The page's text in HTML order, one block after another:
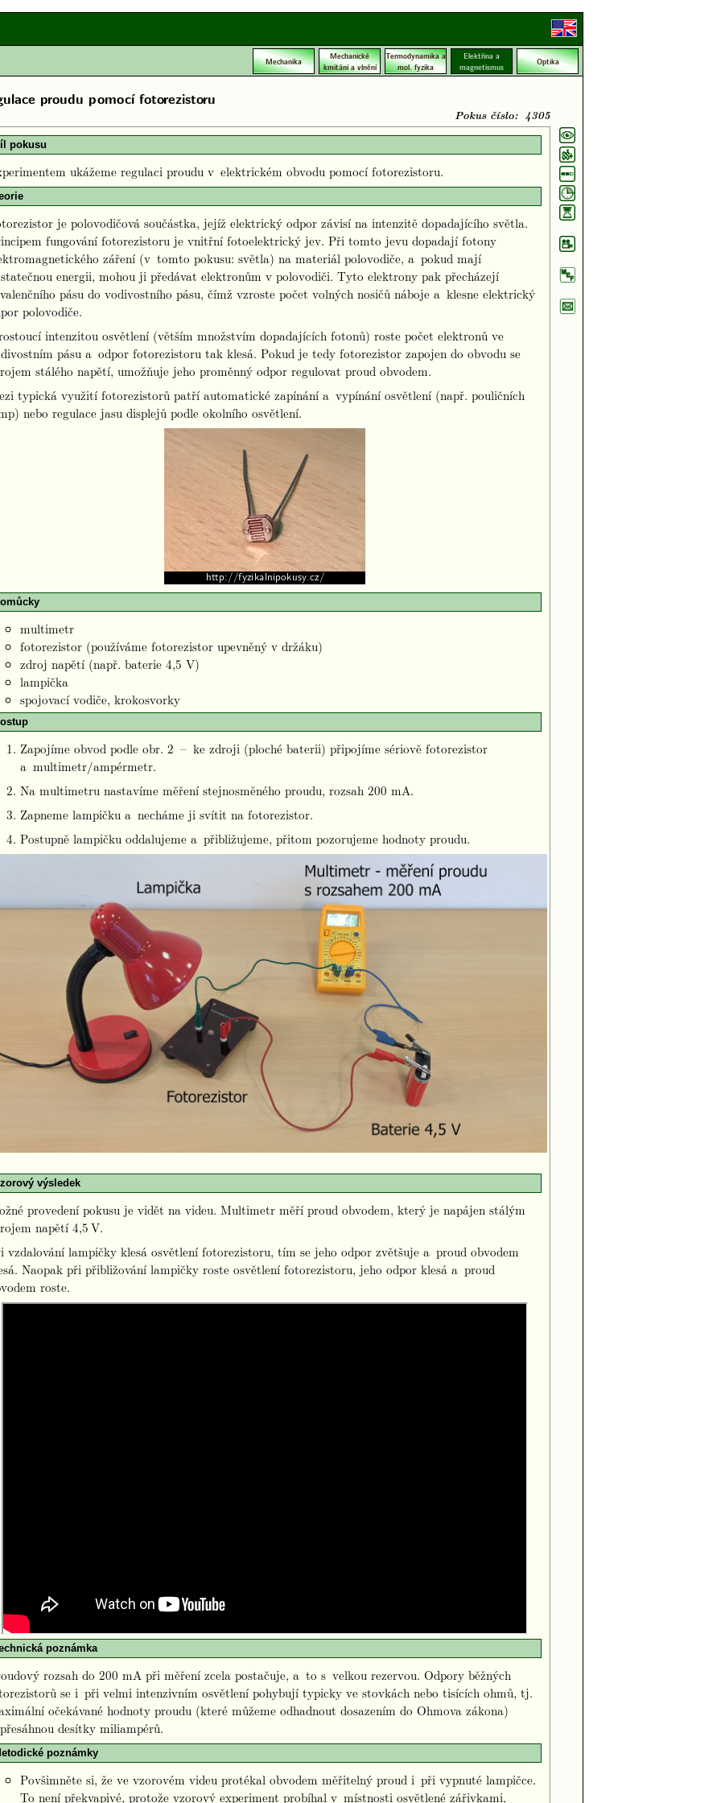
Mechanika
Mechanické
kmitání a vlnění
Termodynamika a
mol. fyzika
Elektřina a
magnetismus
Optika
proudu pomocí fotorezistoru
Pokus číslo: 4305
pokusu
ukážeme regulaci proudu v elektrickém obvodu pomocí fotorezistoru.
je polovodičová součástka, jejíž elektrický odpor závisí na intenzitě dopadajícího světla.
fungování fotorezistoru je vnitřní fotoelektrický jev. Při tomto jevu dopadají fotony
záření (v tomto pokusu: světla) na materiál polovodiče, a pokud mají
energii, mohou ji předávat elektronům v polovodiči. Tyto elektrony pak přecházejí
pásu do vodivostního pásu, čímž vzroste počet volných nosičů náboje a klesne elektrický
polovodiče.
intenzitou osvětlení (větším množstvím dopadajících fotonů) roste počet elektronů ve
pásu a odpor fotorezistoru tak klesá. Pokud je tedy fotorezistor zapojen do obvodu se
stálého napětí, umožňuje jeho proměnný odpor regulovat proud obvodem.
typická využití fotorezistorů patří automatické zapínání a vypínání osvětlení (např. pouličních
nebo regulace jasu displejů podle okolního osvětlení.
multimetr
fotorezistor (používáme fotorezistor upevněný v držáku)
zdroj napětí (např. baterie 4,5 V)
lampička
spojovací vodiče, krokosvorky
Zapojíme obvod podle obr. 2 – ke zdroji (ploché baterii) připojíme sériově fotorezistor
a multimetr/ampérmetr.
Na multimetru nastavíme měření stejnosměného proudu, rozsah 200 mA.
Zapneme lampičku a necháme ji svítit na fotorezistor.
Postupně lampičku oddalujeme a přibližujeme, přitom pozorujeme hodnoty proudu.
výsledek
provedení pokusu je vidět na videu. Multimetr měří proud obvodem, který je napájen stálým
napětí 4,5 V.
vzdalování lampičky klesá osvětlení fotorezistoru, tím se jeho odpor zvětšuje a proud obvodem
Naopak při přibližování lampičky roste osvětlení fotorezistoru, jeho odpor klesá a proud
roste.
poznámka
rozsah do 200 mA při měření zcela postačuje, a to s velkou rezervou. Odpory běžných
se i při velmi intenzivním osvětlení pohybují typicky ve stovkách nebo tisících ohmů, tj.
očekávané hodnoty proudu (které můžeme odhadnout dosazením do Ohmova zákona)
desítky miliampérů.
poznámky
Povšimněte si, že ve vzorovém videu protékal obvodem měřitelný proud i při vypnuté lampičce.
To není překvapivé, protože vzorový experiment probíhal v místnosti osvětlené zářivkami,